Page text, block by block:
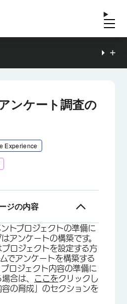
ンケート調査の
Experience
ジの内容
ーと質問の動作
と操作性
トプロジェクトの準備に
アンケートの構築です。
ロジェクトを設定する方
でアンケートを構築する
ロジェクト内容の準備に
合は、
ここをクリックし
の育成」のセクションを